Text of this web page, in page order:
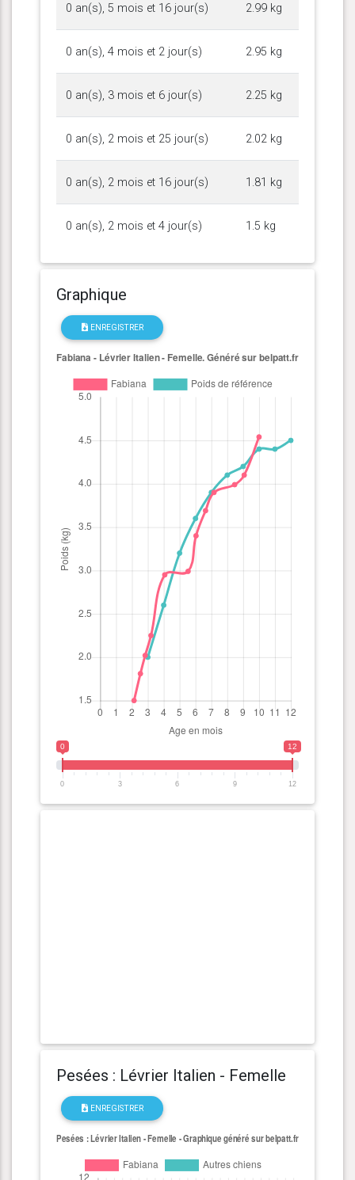
0 an(s), 5 mois et 16 jour(s) 2.99 kg
0 an(s), 4 mois et 2 jour(s) 2.95 kg
0 an(s), 3 mois et 6 jour(s) 2.25 kg
0 an(s), 2 mois et 25 jour(s) 2.02 kg
0 an(s), 2 mois et 16 jour(s) 1.81 kg
0 an(s), 2 mois et 4 jour(s) 1.5 kg
Graphique
ENREGISTRER
0 12
0 3 6 9 12
Pesées : Lévrier Italien - Femelle
ENREGISTRER